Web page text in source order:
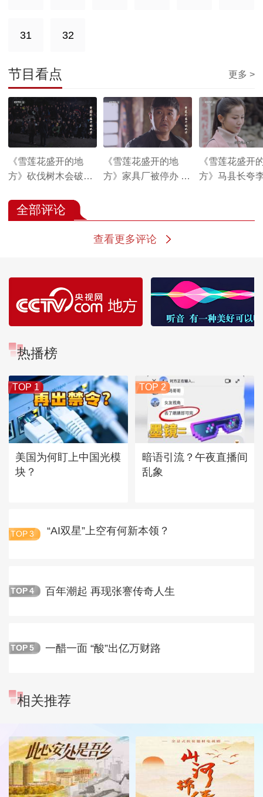
31 32
节目看点 更多 >
《雪莲花盛开的地
方》砍伐树木会破坏
意砍树了
《雪莲花盛开的地
方》家具厂被停办 梅
《雪莲花盛开
方》马县长夸
全部评论
查看更多评论
热播榜
TOP 1
美国为何盯上中国光模
块？
TOP 2
暗语引流？午夜直播间
乱象
TOP 3 “AI双星”上空有何新本领？
TOP 4 百年潮起 再现张謇传奇人生
TOP 5 一醋一面 “酸”出亿万财路
相关推荐